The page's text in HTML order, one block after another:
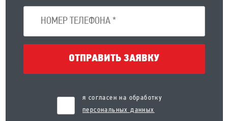
ОТПРАВИТЬ ЗАЯВКУ
я согласен на обработку
персональных данных